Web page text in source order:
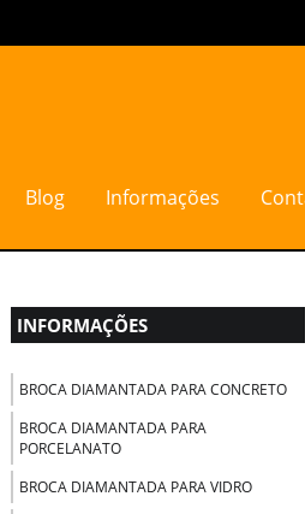
Blog Informações
Informações GeolitPasta diamantada
INFORMAÇÕES
BROCA DIAMANTADA PARA CONCRETO
BROCA DIAMANTADA PARA
PORCELANATO
BROCA DIAMANTADA PARA VIDRO